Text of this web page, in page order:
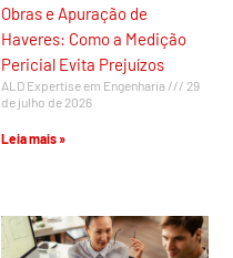
Obras e Apuração de
Haveres: Como a Medição
Pericial Evita Prejuízos
ALD Expertise em Engenharia
29
de julho de 2026
Leia mais »